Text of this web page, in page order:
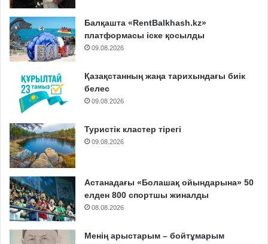
Балқашта «RentBalkhash.kz»
платформасы іске қосылды
09.08.2026
Қазақстанның жаңа тарихындағы биік
белес
09.08.2026
Туристік кластер тірегі
09.08.2026
Астанадағы «Болашақ ойындарына» 50
елден 800 спортшы жиналды
08.08.2026
Менің арыстарым – бойтұмарым